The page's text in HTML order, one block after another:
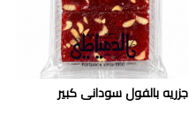
جزريه بالفول سودانى كبير